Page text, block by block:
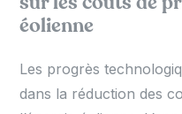
éolienne
Les progrès
dans la réduction des